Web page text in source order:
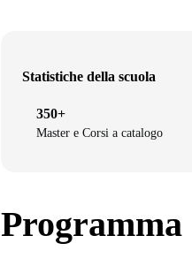
Statistiche della scuola
350+
Master e Corsi a catalogo
Programma